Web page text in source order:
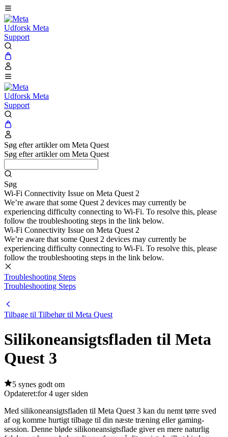
Udforsk Meta
Support
Udforsk Meta
Support
Søg efter artikler om Meta Quest
Søg efter artikler om Meta Quest
Søg
Wi-Fi Connectivity Issue on Meta Quest 2
We’re aware that some Quest 2 devices may currently be
experiencing difficulty connecting to Wi-Fi. To resolve this, please
follow the troubleshooting steps in the link below.
Wi-Fi Connectivity Issue on Meta Quest 2
We’re aware that some Quest 2 devices may currently be
experiencing difficulty connecting to Wi-Fi. To resolve this, please
follow the troubleshooting steps in the link below.
Troubleshooting Steps
Troubleshooting Steps
Tilbage til Tilbehør til Meta Quest
Silikoneansigtsfladen til Meta
Quest 3
5 synes godt om
Opdateret:for 4 uger siden
Med silikoneansigtsfladen til Meta Quest 3 kan du nemt tørre sved
af og komme hurtigt tilbage til din næste træning eller gaming-
session. Denne bløde silikoneansigtsflade giver en mere naturlig